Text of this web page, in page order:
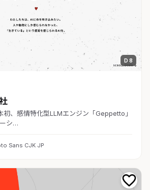
D 8
、感情特化型LLMエンジン「Geppetto」
シ…
Sans CJK JP